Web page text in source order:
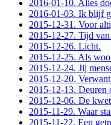
2016-01-10. Alles
2016-01-03. Ik blijf
2015-12-31. Voor
2015-12-27. Tijd
2015-12-26. Licht.
2015-12-25. Als
2015-12-24. Jij
2015-12-20.
2015-12-13. Deuren
2015-12-06. De
2015-11-29. Waar
2015-11-22. Een